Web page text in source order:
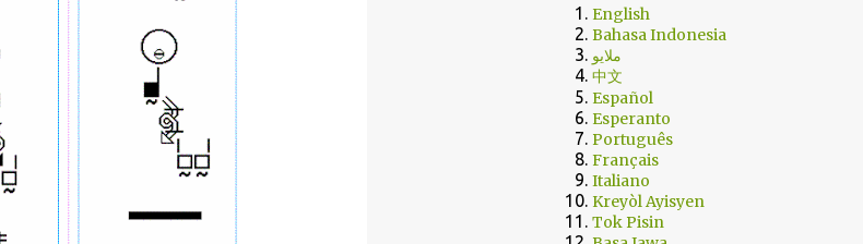
English
Bahasa Indonesia
ملايو
中文
Español
Esperanto
Português
Français
Italiano
Kreyòl Ayisyen
Tok Pisin